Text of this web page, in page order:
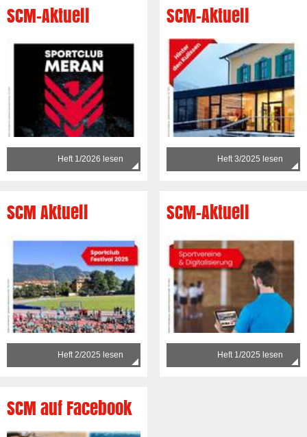
SCM-Aktuell
Heft 1/2026 lesen
SCM-Aktuell
Heft 3/2025 lesen
SCM Aktuell
Heft 2/2025 lesen
SCM-Aktuell
Heft 1/2025 lesen
SCM auf Facebook